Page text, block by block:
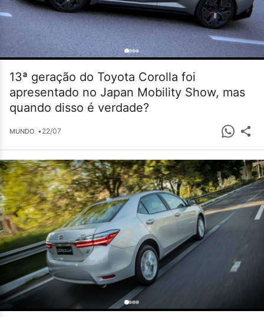
13ª geração do Toyota Corolla foi
apresentado no Japan Mobility Show, mas
quando disso é verdade?
MUNDO •22/07